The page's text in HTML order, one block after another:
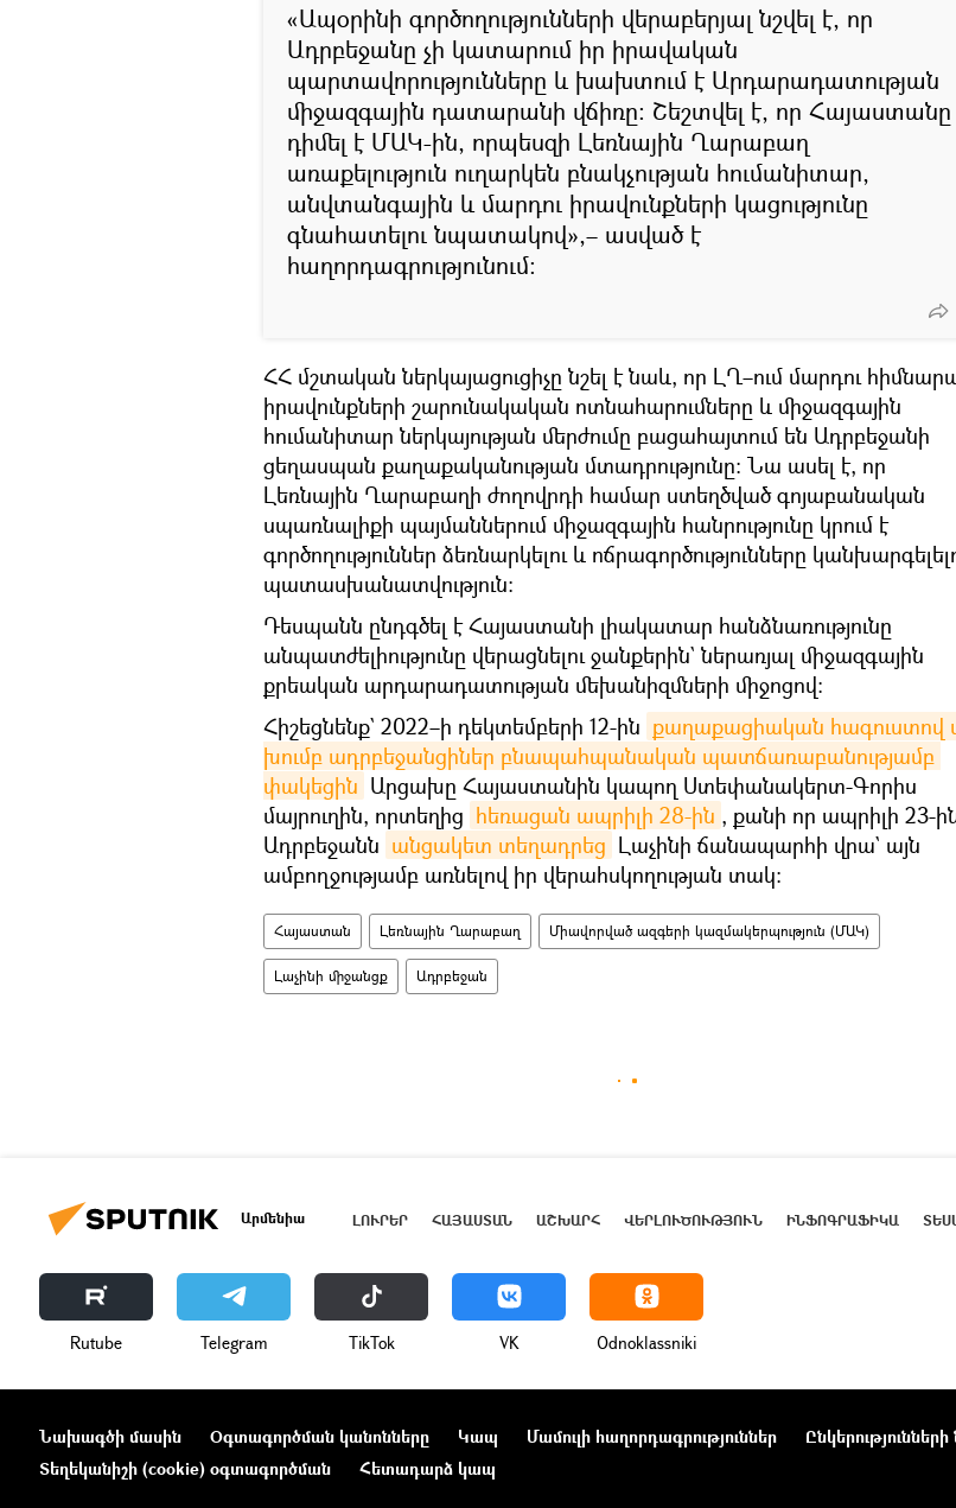
«Ապօրինի գործողությունների վերաբերյալ նշվել է, որ
Ադրբեջանը չի կատարում իր իրավական
պարտավորությունները և խախտում է Արդարադատության
միջազգային դատարանի վճիռը։ Շեշտվել է, որ Հայաստանը
դիմել է ՄԱԿ-ին, որպեսզի Լեռնային Ղարաբաղ
առաքելություն ուղարկեն բնակչության հումանիտար,
անվտանգային և մարդու իրավունքների կացությունը
գնահատելու նպատակով»,– ասված է
հաղորդագրությունում։
ՀՀ մշտական ներկայացուցիչը նշել է նաև, որ ԼՂ–ում մարդու
իրավունքների շարունակական ոտնահարումները և միջազգային
հումանիտար ներկայության մերժումը բացահայտում են Ադրբեջանի
ցեղասպան քաղաքականության մտադրությունը։ Նա ասել է, որ
Լեռնային Ղարաբաղի ժողովրդի համար ստեղծված գոյաբանական
սպառնալիքի պայմաններում միջազգային հանրությունը կրում է
գործողություններ ձեռնարկելու և ոճրագործությունները
պատասխանատվություն։
Դեսպանն ընդգծել է Հայաստանի լիակատար հանձնառությունը
անպատժելիությունը վերացնելու ջանքերին` ներառյալ միջազգային
քրեական արդարադատության մեխանիզմների միջոցով։
Հիշեցնենք` 2022–ի դեկտեմբերի 12-ին քաղաքացիական հագուստով
խումբ ադրբեջանցիներ բնապահպանական պատճառաբանությամբ
փակեցին Արցախը Հայաստանին կապող Ստեփանակերտ-Գորիս
մայրուղին, որտեղից հեռացան ապրիլի 28-ին , քանի որ ապրիլի 23-
Ադրբեջանն անցակետ տեղադրեց Լաչինի ճանապարհի վրա` այն
ամբողջությամբ առնելով իր վերահսկողության տակ։
Հայաստան Լեռնային Ղարաբաղ Միավորված ազգերի կազմակերպություն (ՄԱԿ)
Լաչինի միջանցք Ադրբեջան
Արմենիա ԼՈՒՐԵՐ ՀԱՅԱՍՏԱՆ ԱՇԽԱՐՀ ՎԵՐԼՈՒԾՈՒԹՅՈՒՆ ԻՆՖՈԳՐԱՖԻԿԱ
Rutube Telegram ТikТоk VK Odnoklassniki
Նախագծի մասին Օգտագործման կանոնները Կապ Մամուլի հաղորդագրություններ Ընկերությունների
Տեղեկանիշի (cookie) օգտագործման
Հետադարձ կապ